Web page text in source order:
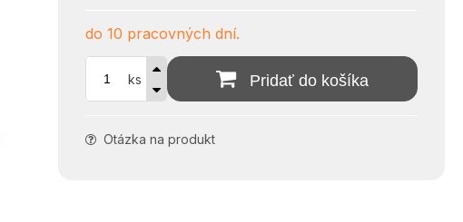
do 10 pracovných dní.
ks Pridať do košíka
Otázka na produkt